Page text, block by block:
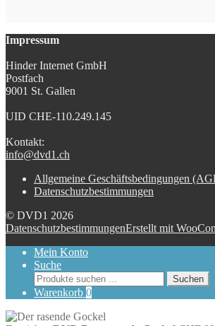
Impressum
Hinder Internet GmbH
Postfach
9001 St. Gallen
UID CHE-110.249.145
Kontakt:
info@dvd1.ch
Allgemeine Geschäftsbedingungen
Datenschutzbestimmungen
© DVD1 2026
DatenschutzbestimmungenErstellt mit
Mein Konto
Suche
Suchen
nach:
Suchen
Warenkorb 0